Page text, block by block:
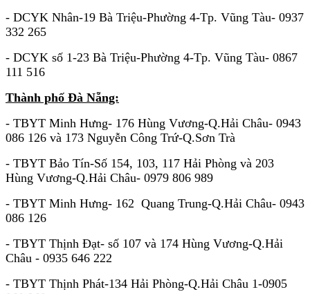
- DCYK Nhân-19 Bà Triệu-Phường 4-Tp. Vũng Tàu- 0937
332 265
- DCYK số 1-23 Bà Triệu-Phường 4-Tp. Vũng Tàu- 0867
111 516
Thành phố Đà Nẵng:
- TBYT Minh Hưng- 176 Hùng Vương-Q.Hải Châu- 0943
086 126 và 173 Nguyễn Công Trứ-Q.Sơn Trà
- TBYT Bảo Tín-Số 154, 103, 117 Hải Phòng và 203
Hùng Vương-Q.Hải Châu- 0979 806 989
- TBYT Minh Hưng- 162 Quang Trung-Q.Hải Châu- 0943
086 126
- TBYT Thịnh Đạt- số 107 và 174 Hùng Vương-Q.Hải
Châu - 0935 646 222
- TBYT Thịnh Phát-134 Hải Phòng-Q.Hải Châu 1-0905